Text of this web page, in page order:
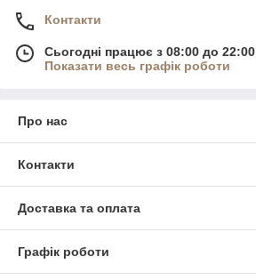
Контакти
Сьогодні працює з 08:00 до 22:00
Показати весь графік роботи
Про нас
Контакти
Доставка та оплата
Графік роботи